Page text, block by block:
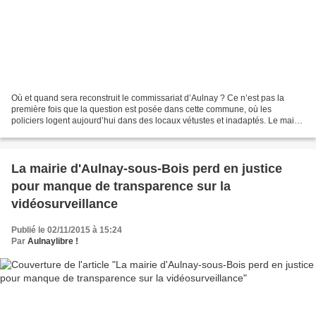
Où et quand sera reconstruit le commissariat d’Aulnay ? Ce n’est pas la
première fois que la question est posée dans cette commune, où les
policiers logent aujourd’hui dans des locaux vétustes et inadaptés. Le maire
La mairie d'Aulnay-sous-Bois perd en justice
pour manque de transparence sur la
vidéosurveillance
Publié le 02/11/2015 à 15:24
Par Aulnaylibre !